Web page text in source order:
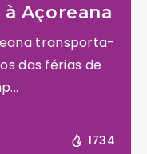
Açoreana
transporta-
das férias de
1734